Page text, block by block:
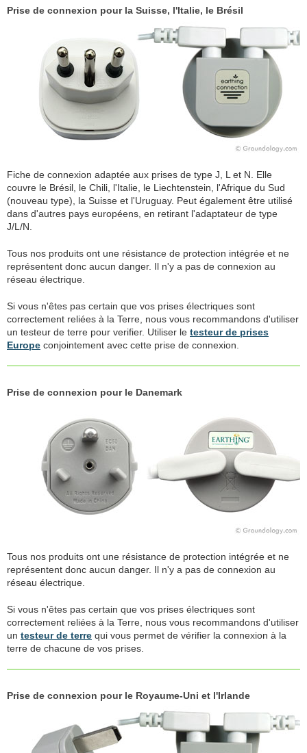
Prise de connexion pour la Suisse, l'Italie, le Brésil
Fiche de connexion adaptée aux prises de type J, L et N. Elle
couvre le Brésil, le Chili, l'Italie, le Liechtenstein, l'Afrique du Sud
(nouveau type), la Suisse et l'Uruguay. Peut également être utilisé
dans d'autres pays européens, en retirant l'adaptateur de type
J/L/N.
Tous nos produits ont une résistance de protection intégrée et ne
représentent donc aucun danger. Il n'y a pas de connexion au
réseau électrique.
Si vous n'êtes pas certain que vos prises électriques sont
correctement reliées à la Terre, nous vous recommandons d'utiliser
un testeur de terre pour verifier. Utiliser le testeur de prises
Europe conjointement avec cette prise de connexion.
Prise de connexion pour le Danemark
Tous nos produits ont une résistance de protection intégrée et ne
représentent donc aucun danger. Il n'y a pas de connexion au
réseau électrique.
Si vous n'êtes pas certain que vos prises électriques sont
correctement reliées à la Terre, nous vous recommandons d'utiliser
un testeur de terre qui vous permet de vérifier la connexion à la
terre de chacune de vos prises.
Prise de connexion pour le Royaume-Uni et l'Irlande